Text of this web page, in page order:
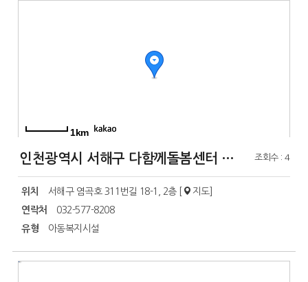
1km
인천광역시 서해구 다함께돌봄센터 5호점 조회수 : 4
위치 서해구 염곡호 311번길 18-1, 2층 [ 지도
연락처
032-577-8208
유형
아동복지시설